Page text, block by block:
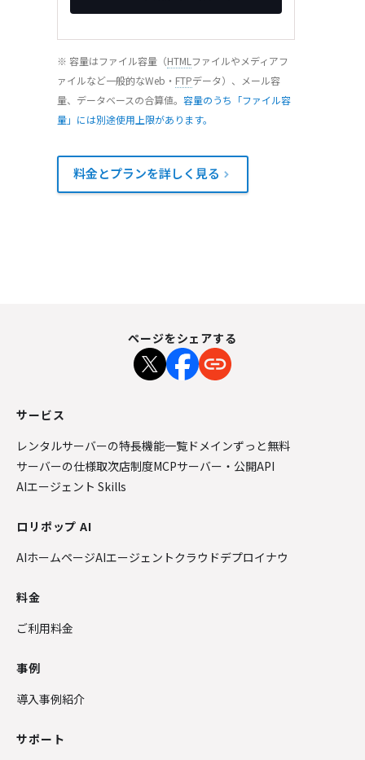
※ 容量はファイル容量（HTML ファイルやメディアフ
ァイルなど一般的なWeb・ FTPデータ）、メール容
量、データベースの合算値。 容量のうち「ファイル容
量」には別途使用上限があります。
料金とプランを詳しく見る
ページをシェアする
サービス
レンタルサーバーの特長機能一覧 ドメインずっと無料
サーバーの仕様取次店制度MCPサーバー・公開API
AIエージェント Skills
ロリポップ AI
AIホームページAIエージェントクラウドデプロイナウ
料金
ご利用料金
事例
導入事例紹介
サポート